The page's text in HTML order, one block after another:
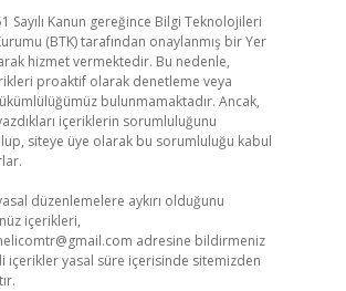
Sayılı Kanun gereğince Bilgi Teknolojileri
(BTK) tarafından onaylanmış bir Yer
hizmet vermektedir. Bu nedenle,
proaktif olarak denetleme veya
bulunmamaktadır. Ancak,
içeriklerin sorumluluğunu
siteye üye olarak bu sorumluluğu kabul
düzenlemelere aykırı olduğunu
içerikleri,
adresine bildirmeniz
içerikler yasal süre içerisinde sitemizden